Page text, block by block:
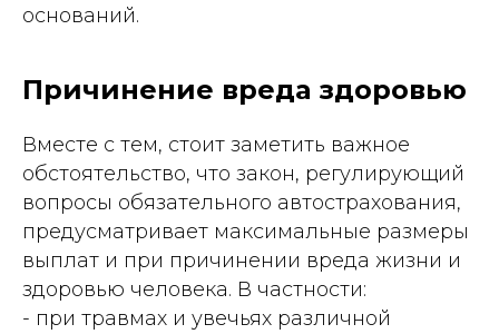
оснований.
Причинение вреда здоровью
Вместе с тем, стоит заметить важное
обстоятельство, что закон, регулирующий
вопросы обязательного автострахования,
предусматривает максимальные размеры
выплат и при причинении вреда жизни и
здоровью человека. В частности:
- при травмах и увечьях различной